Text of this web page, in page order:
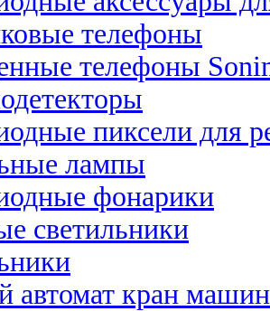
телефоны
телефоны
пиксели для
лампы
фонарики
светильники
автомат кран